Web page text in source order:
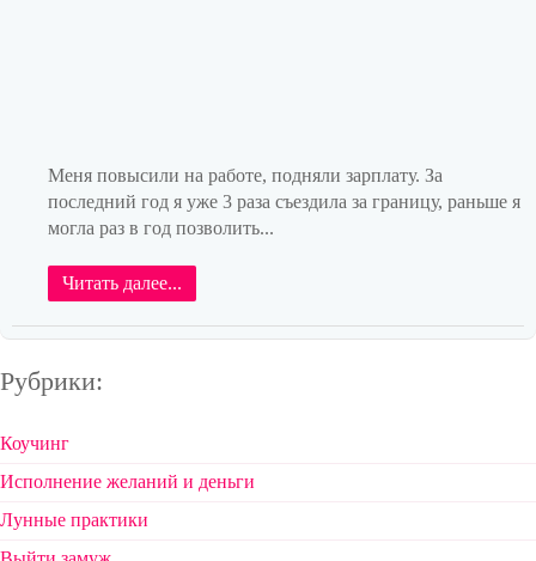
Меня повысили на работе, подняли зарплату. За
последний год я уже 3 раза съездила за границу, раньше я
могла раз в год позволить...
Читать далее...
Рубрики:
Коучинг
Исполнение желаний и деньги
Лунные практики